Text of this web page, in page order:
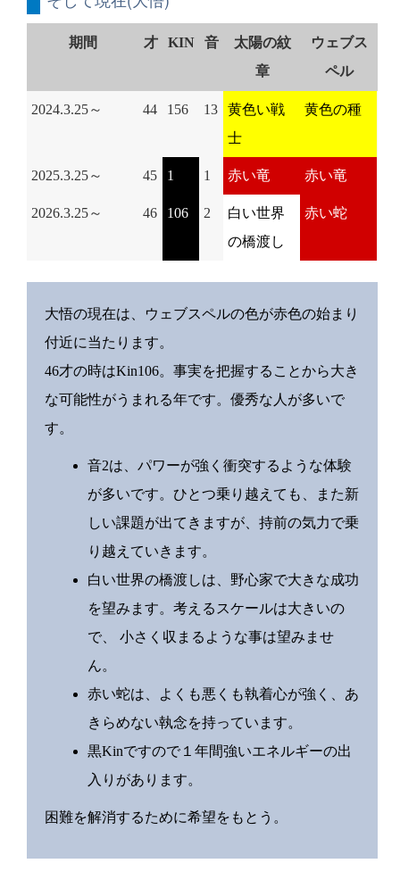
期間 才 KIN 音
太陽の紋
章
ウェブス
ペル
2024.3.25～ 44 156 13
黄色い戦
士
黄色の種
2025.3.25～ 45 1 1 赤い竜 赤い竜
2026.3.25～ 46 106 2
白い世界
の橋渡し
赤い蛇
大悟の現在は、ウェブスペルの色が赤色の始まり
付近に当たります。
46才の時はKin106。事実を把握することから大き
な可能性がうまれる年です。優秀な人が多いで
す。
音2は、パワーが強く衝突するような体験
が多いです。ひとつ乗り越えても、また新
しい課題が出てきますが、持前の気力で乗
り越えていきます。
白い世界の橋渡しは、野心家で大きな成功
を望みます。考えるスケールは大きいの
で、 小さく収まるような事は望みませ
ん。
赤い蛇は、よくも悪くも執着心が強く、あ
きらめない執念を持っています。
黒Kinですので１年間強いエネルギーの出
入りがあります。
困難を解消するために希望をもとう。